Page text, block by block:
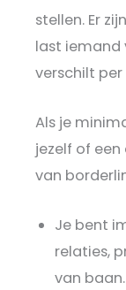
stellen. Er
last iemand
verschilt
Als je
jezelf of een
van
Je bent
relaties,
van